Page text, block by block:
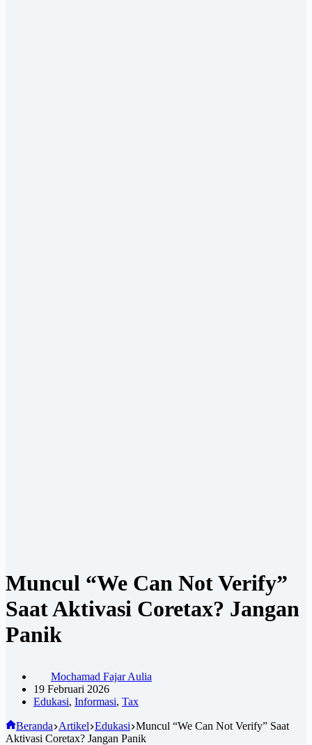
Muncul “We Can Not Verify”
Saat Aktivasi Coretax? Jangan
Panik
Mochamad Fajar Aulia
19 Februari 2026
Edukasi, Informasi, Tax
Beranda Artikel Edukasi Muncul “We Can Not Verify” Saat
Aktivasi Coretax? Jangan Panik